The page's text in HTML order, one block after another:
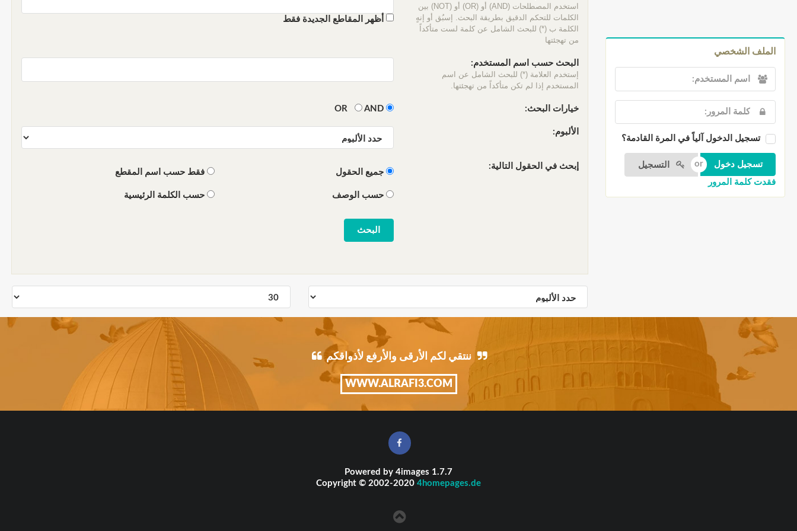
الملف الشخصي
تسجيل الدخول آلياً في المرة القادمة؟
التسجيل
فقدت كلمة المرور
استخدم المصطلحات (AND) أو (OR) أو (NOT) بين
الكلمات للتحكم الدقيق بطريقة البحث. إسبُق أو إنهٍ
الكلمة ب (*) للبحث الشامل عن كلمة لست متأكداً
من تهجئتها
أظهر المقاطع الجديدة فقط
البحث حسب اسم المستخدم:
إستخدم العلامة (*) للبحث الشامل عن اسم
المستخدم إذا لم تكن متأكداً من تهجئتها.
خيارات البحث: OR
AND
الألبوم:
إبحث في الحقول التالية:
جميع الحقول فقط حسب اسم المقطع
حسب الوصف حسب الكلمة الرئيسية
ننتقي لكم الأرقى والأرفع لأذواقكم
WWW.ALRAFI3.COM
Powered by 4images 1.7.7
Copyright © 2002-2020 4homepages.de